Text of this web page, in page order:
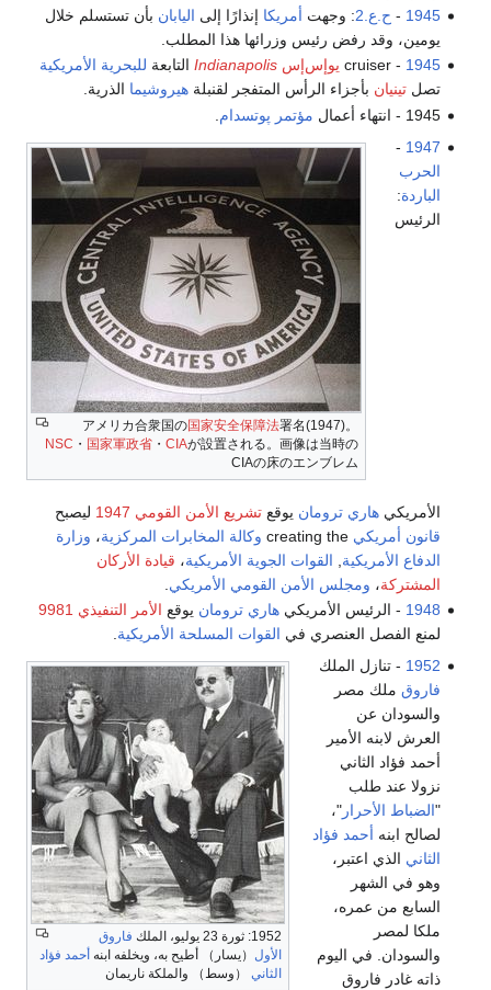
1945
- ح.ع.2 : وجهت أمريكا إنذارًا إلى اليابان بأن تستسلم خلال
يومين، وقد رفض رئيس وزرائها هذا المطلب.
1945
- cruiser يوإس‌إسIndianapolis التابعة للبحرية الأمريكية
تصلتينيان بأجزاء الرأس المتفجر لقنبلةهيروشيما الذرية.
1945 - انتهاء أعمال
مؤتمر پوتسدام
アメリカ合衆国の国家安全保障法署名(1947)。
NSC ・ 国家軍政省 ・ CIAが設置される。画像は当時の
CIAの床のエンブレム
1947
-
الحرب
الباردة:
الرئيس
الأمريكيهاري ترومان يوقعتشريع الأمن القومي 1947
ليصبح
قانون أمريكي creating the وكالة المخابرات المركزية، وزارة
الدفاع الأمريكية
القوات الجوية الأمريكية، قيادة الأركان
المشتركة، ومجلس الأمن القومي الأمريكي
1948 - الرئيس الأمريكيهاري ترومان يوقع الأمر التنفيذي 9981
لمنع الفصل العنصري في القوات المسلحة الأمريكية.
1952: ثورة 23 يوليو، الملك
فاروق
الأول （يسار） أطيح به، ويخلفه ابنه أحمد فؤاد
الثاني （وسط） والملكة ناريمان
1952 - تنازل الملك
فاروق ملك مصر
والسودان عن
العرش لابنه الأمير
أحمد فؤاد الثاني
نزولا عند طلب
"الضباط الأحرار"،
لصالح ابنه أحمد فؤاد
الثاني الذي اعتبر،
وهو في الشهر
السابع من عمره،
ملكا لمصر
والسودان. في اليوم
ذاته غادر فاروق